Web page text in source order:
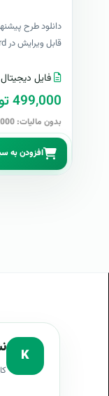
دانلود طرح
قابل ویرایش در Word+ آپدیت رایگانبرای او..
فایل دیجیتال
499,000 تومان
بدون مالیات: 499,000 تومان
افزودن به
K